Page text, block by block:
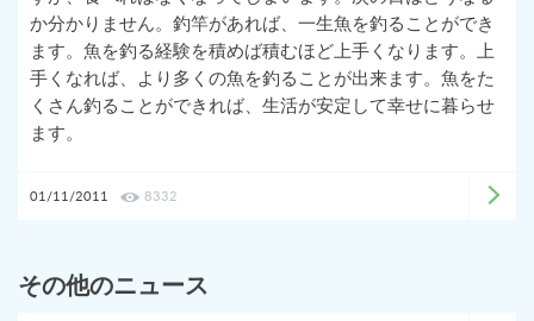
か分かりません。釣竿があれば、一生魚を釣ることができ
ます。魚を釣る経験を積めば積むほど上手くなります。上
手くなれば、より多くの魚を釣ることが出来ます。魚をた
くさん釣ることができれば、生活が安定して幸せに暮らせ
ます。
01/11/2011 8332
その他のニュース